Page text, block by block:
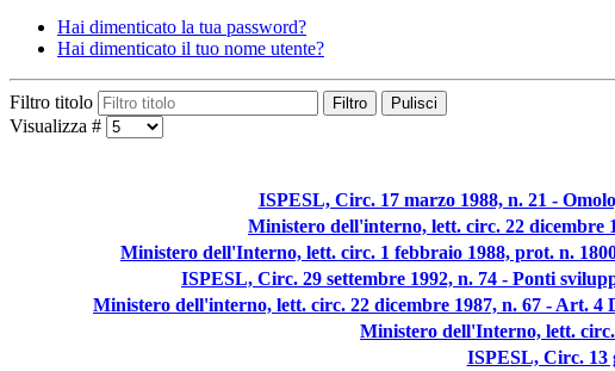
Hai dimenticato la tua password?
Hai dimenticato il tuo nome utente?
Filtro titolo Filtro Pulisci
Visualizza #
ISPESL, Circ. 17 marzo 1988, n. 21 -
Ministero dell'interno, lett. circ. 22 dicembre
Ministero dell'Interno, lett. circ. 1 febbraio 1988, prot. n.
ISPESL, Circ. 29 settembre 1992, n. 74 - Ponti
Ministero dell'interno, lett. circ. 22 dicembre 1987, n. 67 - Art.
Ministero dell'Interno, lett.
ISPESL, Circ. 13